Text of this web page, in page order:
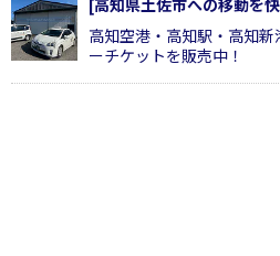
[高知県土佐市への移動を
高知空港・高知駅・高知
ーチケットを販売中！